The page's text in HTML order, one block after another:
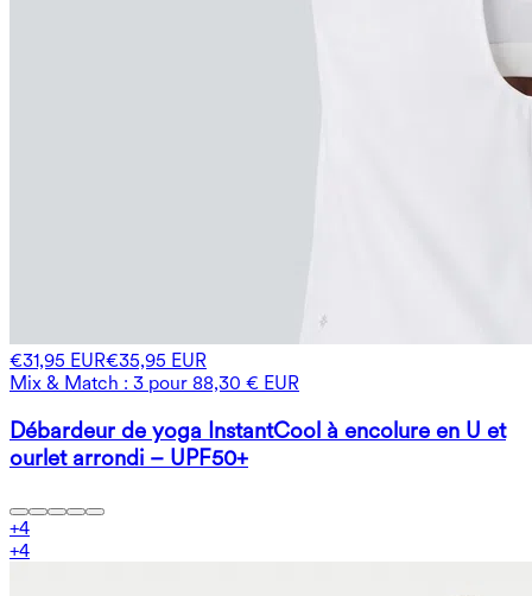
€31,95 EUR€35,95 EUR
Mix & Match : 3 pour 88,30 € EUR
Débardeur de yoga InstantCool à encolure en U et
ourlet arrondi – UPF50+
+4
+4